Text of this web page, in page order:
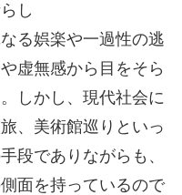
し
る娯楽や一過性の逃
虚無感から目をそら
しかし、現代社会に
、美術館巡りといっ
段でありながらも、
面を持っているので